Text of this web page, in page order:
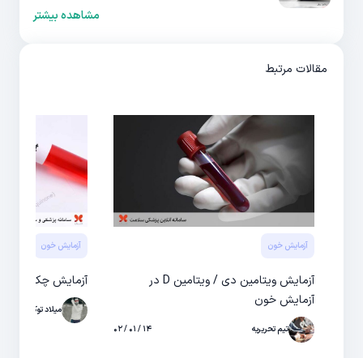
مشاهده بیشتر
مقالات مرتبط
آزمایش خون
آزمایش ویتامین دی / ویتامین D در
آزمایش خون
تیم تحریریه ۱۴ / ۰۱ / ۰۲
آزمایش خون
آزمایش چکاپ
میلاد توکلی